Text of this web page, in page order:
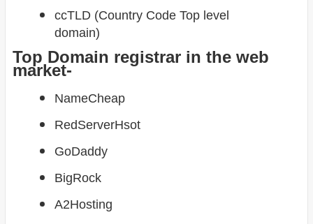
ccTLD (Country Code Top level
domain)
Top Domain registrar in the web
market-
NameCheap
RedServerHsot
GoDaddy
BigRock
A2Hosting